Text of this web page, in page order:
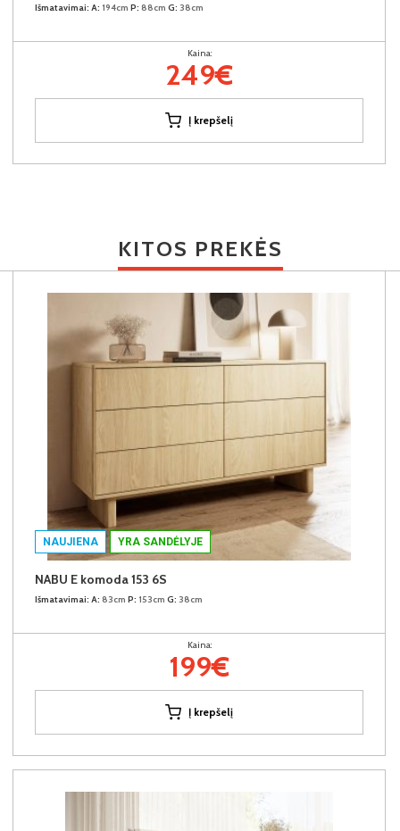
Išmatavimai: A: 194cm P: 88cm G: 38cm
Kaina:
249€
Į krepšelį
KITOS PREKĖS
NAUJIENA YRA SANDĖLYJE
NABU E komoda 153 6S
Išmatavimai: A: 83cm P: 153cm G: 38cm
Kaina:
199€
Į krepšelį